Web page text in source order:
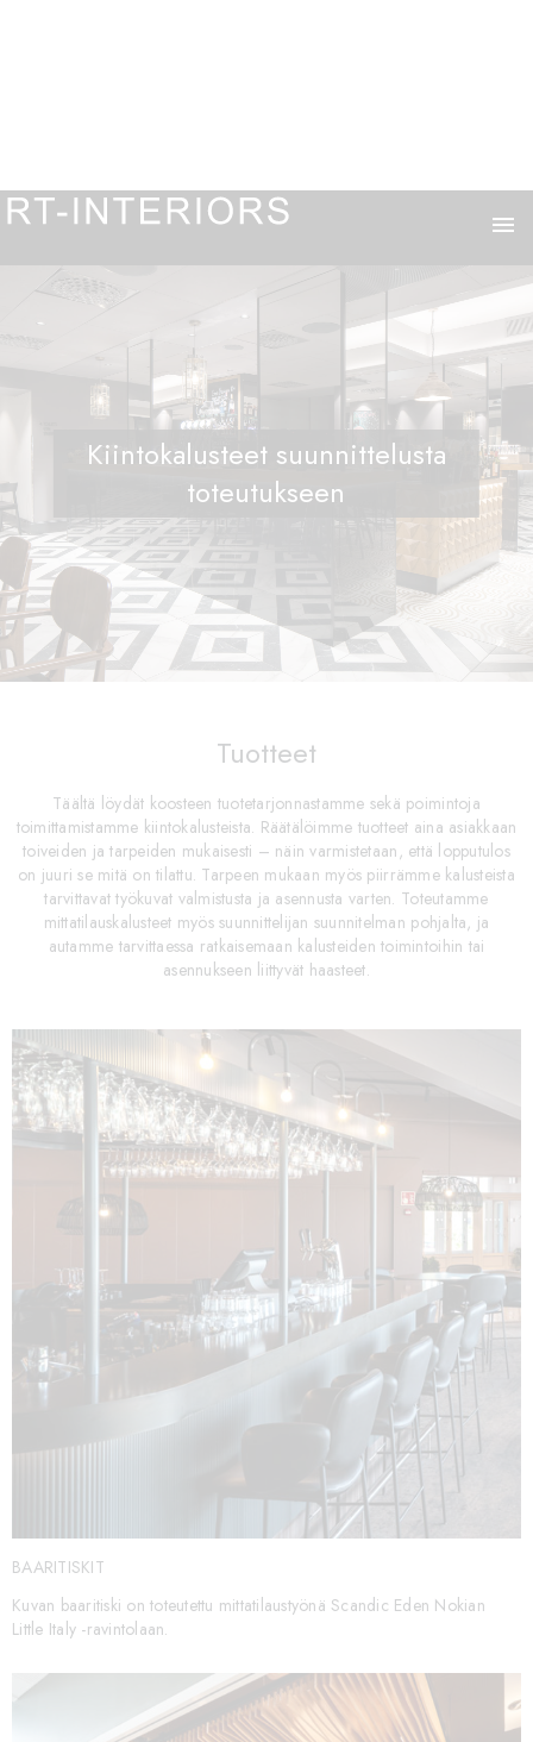
menu
Kiintokalusteet suunnittelusta
toteutukseen
Tuotteet
Täältä löydät koosteen tuotetarjonnastamme sekä poimintoja
toimittamistamme kiintokalusteista. Räätälöimme tuotteet aina asiakkaan
toiveiden ja tarpeiden mukaisesti – näin varmistetaan, että lopputulos
on juuri se mitä on tilattu. Tarpeen mukaan myös piirrämme kalusteista
tarvittavat työkuvat valmistusta ja asennusta varten. Toteutamme
mittatilauskalusteet myös suunnittelijan suunnitelman pohjalta, ja
autamme tarvittaessa ratkaisemaan kalusteiden toimintoihin tai
asennukseen liittyvät haasteet.
BAARITISKIT
Kuvan baaritiski on toteutettu mittatilaustyönä Scandic Eden Nokian
Little Italy -ravintolaan.